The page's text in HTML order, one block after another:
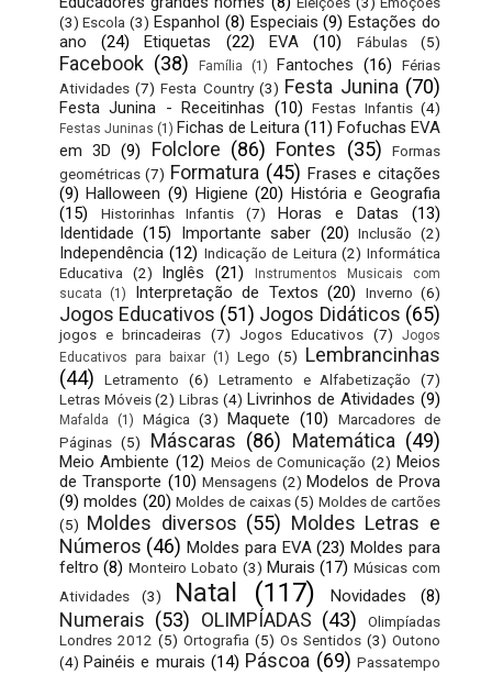
(3) Escola (3) Espanhol (8) Especiais (9) Estações do
ano
(24) Etiquetas (22) EVA (10) Fábulas (5)
Facebook (38) Família (1) Fantoches (16)
Férias
Atividades (7) Festa Country (3) Festa Junina (70)
Festa Junina - Receitinhas (10) Festas Infantis (4)
Festas Juninas (1) Fichas de Leitura (11) Fofuchas EVA
em 3D (9) Folclore (86) Fontes (35)
Formas
geométricas (7) Formatura (45) Frases e citações
(9) Halloween (9) Higiene (20) História e Geografia
(15)
Historinhas Infantis (7) Horas e Datas
(13)
Identidade (15) Importante saber (20) Inclusão (2)
Independência (12) Indicação de Leitura (2) Informática
Educativa
(2) Inglês (21)
Instrumentos Musicais com
sucata
(1) Interpretação de Textos (20) Inverno (6)
Jogos Educativos (51) Jogos Didáticos (65)
jogos e brincadeiras (7) Jogos Educativos (7)
Jogos
Educativos para baixar (1) Lego (5) Lembrancinhas
(44)
Letramento (6) Letramento e Alfabetização
(7)
Letras Móveis (2) Libras (4) Livrinhos de Atividades (9)
Mafalda (1) Mágica (3) Maquete (10)
Marcadores de
Páginas (5) Máscaras (86) Matemática (49)
Meio Ambiente (12) Meios de Comunicação (2) Meios
de Transporte (10) Mensagens (2) Modelos de Prova
(9) moldes (20) Moldes de caixas (5) Moldes de cartões
(5) Moldes diversos (55) Moldes Letras e
Números (46) Moldes para EVA (23) Moldes para
feltro (8) Monteiro Lobato (3) Murais (17) Músicas com
Atividades
(3) Natal (117) Novidades (8)
Numerais (53) OLIMPÍADAS (43)
Olimpíadas
Londres 2012 (5) Ortografia (5) Os Sentidos (3) Outono
(4) Painéis e murais (14) Páscoa (69) Passatempo